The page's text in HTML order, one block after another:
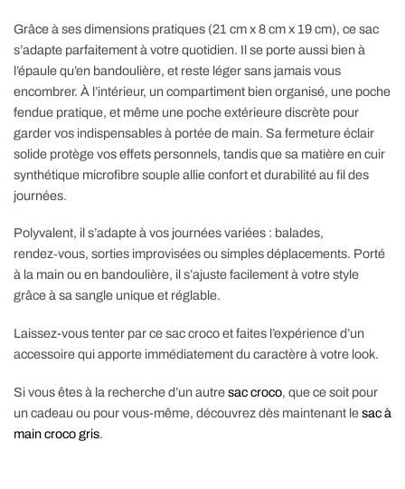
Grâce à ses dimensions pratiques (21 cm x 8 cm x 19 cm), ce sac
s’adapte parfaitement à votre quotidien. Il se porte aussi bien à
l’épaule qu’en bandoulière, et reste léger sans jamais vous
encombrer. À l’intérieur, un compartiment bien organisé, une poche
fendue pratique, et même une poche extérieure discrète pour
garder vos indispensables à portée de main. Sa fermeture éclair
solide protège vos effets personnels, tandis que sa matière en cuir
synthétique microfibre souple allie confort et durabilité au fil des
journées.
Polyvalent, il s’adapte à vos journées variées : balades,
rendez‑vous, sorties improvisées ou simples déplacements. Porté
à la main ou en bandoulière, il s’ajuste facilement à votre style
grâce à sa sangle unique et réglable.
Laissez-vous tenter par ce sac croco et faites l’expérience d’un
accessoire qui apporte immédiatement du caractère à votre look.
Si vous êtes à la recherche d’un autresac croco, que ce soit pour
un cadeau ou pour vous-même, découvrez dès maintenant lesac à
main croco gris.